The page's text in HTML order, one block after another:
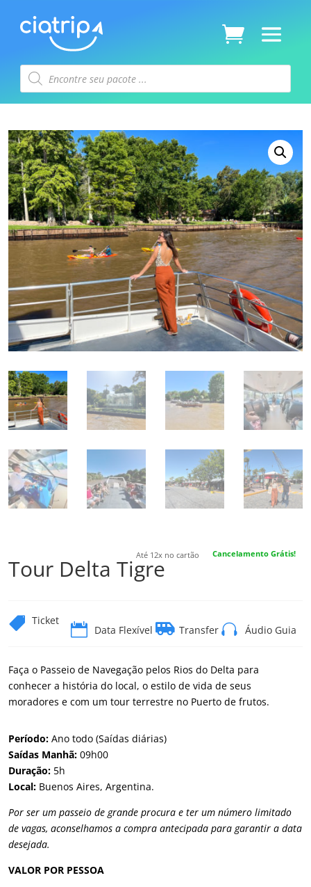
Pesquisar
produtos
Até 12x no cartão Cancelamento Grátis!
Tour Delta Tigre
 Ticket
 Data Flexível  Transfer  Áudio Guia
Faça o Passeio de Navegação pelos Rios do Delta para
conhecer a história do local, o estilo de vida de seus
moradores e com um tour terrestre no Puerto de frutos.
Período: Ano todo (Saídas diárias)
Saídas Manhã: 09h00
Duração: 5h
Local: Buenos Aires, Argentina.
Por ser um passeio de grande procura e ter um número limitado
de vagas, aconselhamos a compra antecipada para garantir a data
desejada.
VALOR POR PESSOA